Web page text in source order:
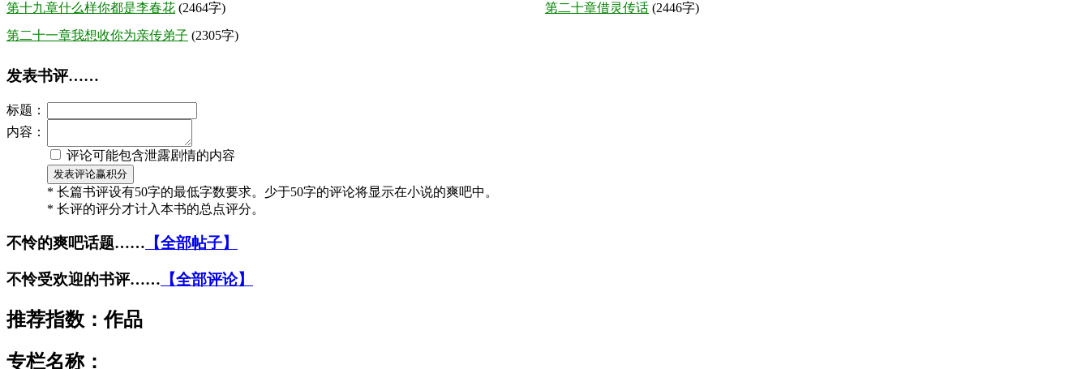
第十九章什么样你都是李春花 (2464字) 第二十章借灵传话 (2446字)
第二十一章我想收你为亲传弟子 (2305字)
发表书评……
标题：
内容：
评论可能包含泄露剧情的内容
* 长篇书评设有50字的最低字数要求。少于50字的评论将显示在小说的爽吧中。
* 长评的评分才计入本书的总点评分。
不怜的爽吧话题…… 【全部帖子】
不怜受欢迎的书评…… 【全部评论】
推荐指数：作品
专栏名称：